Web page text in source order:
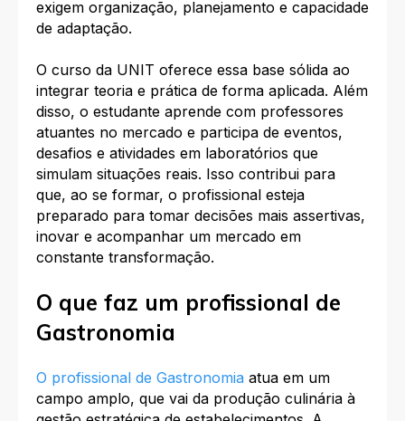
exigem organização, planejamento e capacidade
de adaptação.
O curso da UNIT oferece essa base sólida ao
integrar teoria e prática de forma aplicada. Além
disso, o estudante aprende com professores
atuantes no mercado e participa de eventos,
desafios e atividades em laboratórios que
simulam situações reais. Isso contribui para
que, ao se formar, o profissional esteja
preparado para tomar decisões mais assertivas,
inovar e acompanhar um mercado em
constante transformação.​
O que faz um profissional de
Gastronomia
O profissional de Gastronomia atua em um
campo amplo, que vai da produção culinária à